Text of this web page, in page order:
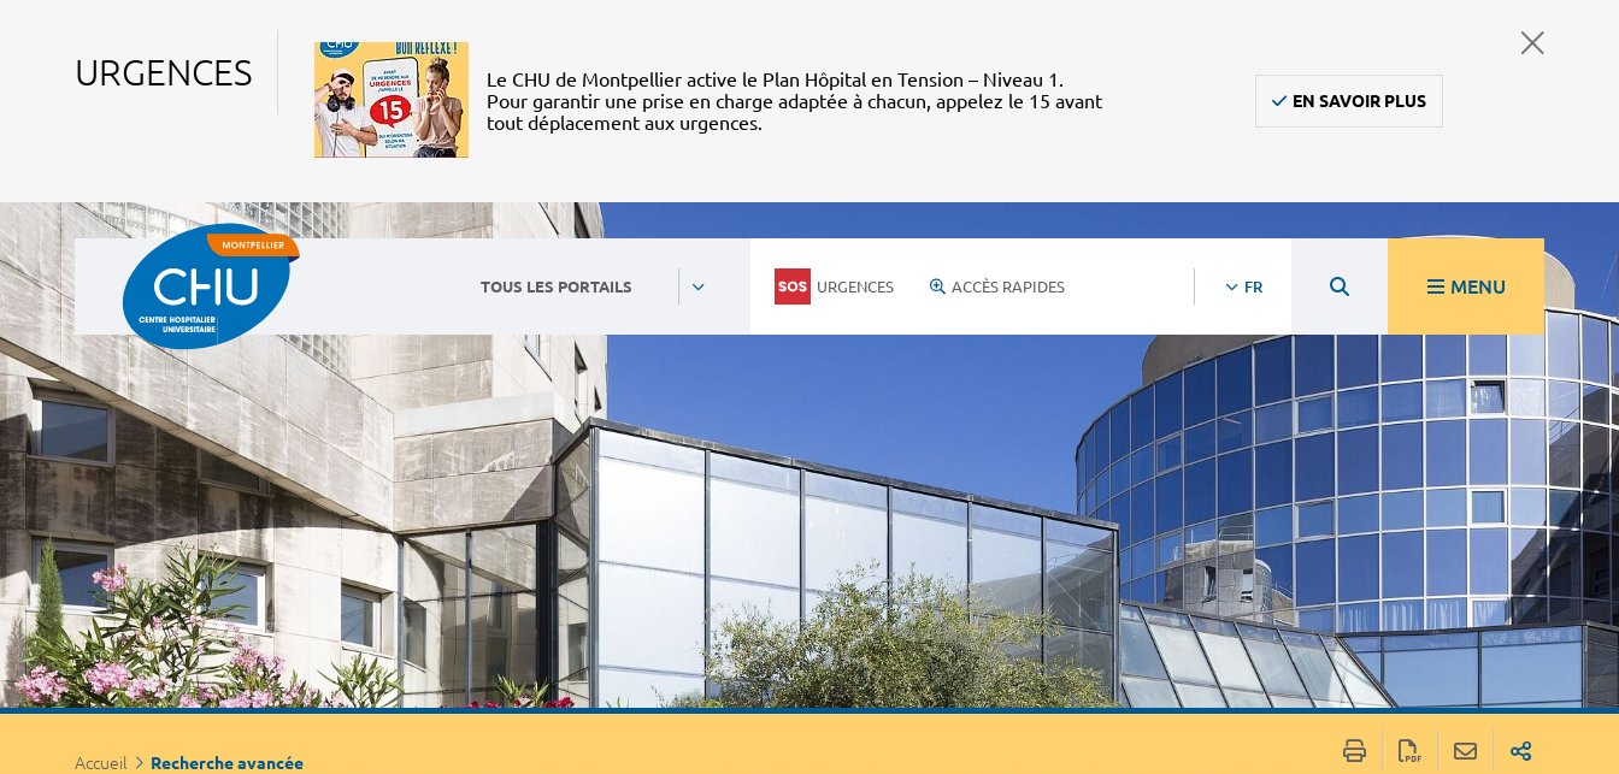
URGENCES
Le CHU de Montpellier active le Plan Hôpital en Tension – Niveau 1.
Pour garantir une prise en charge adaptée à chacun, appelez le 15 avant
tout déplacement aux urgences.
EN SAVOIR PLUS
TOUS LES PORTAILS URGENCES ACCÈS RAPIDES FR MENU
Accueil Recherche avancée